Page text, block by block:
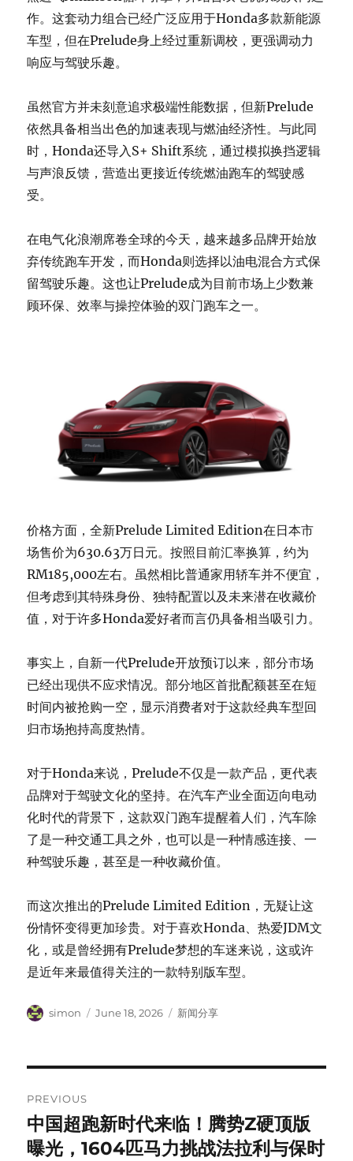
作。这套动力组合已经广泛应用于Honda多款新能源
车型，但在Prelude身上经过重新调校，更强调动力
响应与驾驶乐趣。
虽然官方并未刻意追求极端性能数据，但新Prelude
依然具备相当出色的加速表现与燃油经济性。与此同
时，Honda还导入S+ Shift系统，通过模拟换挡逻辑
与声浪反馈，营造出更接近传统燃油跑车的驾驶感
受。
在电气化浪潮席卷全球的今天，越来越多品牌开始放
弃传统跑车开发，而Honda则选择以油电混合方式保
留驾驶乐趣。这也让Prelude成为目前市场上少数兼
顾环保、效率与操控体验的双门跑车之一。
价格方面，全新Prelude Limited Edition在日本市
场售价为630.63万日元。按照目前汇率换算，约为
RM185,000左右。虽然相比普通家用轿车并不便宜，
但考虑到其特殊身份、独特配置以及未来潜在收藏价
值，对于许多Honda爱好者而言仍具备相当吸引力。
事实上，自新一代Prelude开放预订以来，部分市场
已经出现供不应求情况。部分地区首批配额甚至在短
时间内被抢购一空，显示消费者对于这款经典车型回
归市场抱持高度热情。
对于Honda来说，Prelude不仅是一款产品，更代表
品牌对于驾驶文化的坚持。在汽车产业全面迈向电动
化时代的背景下，这款双门跑车提醒着人们，汽车除
了是一种交通工具之外，也可以是一种情感连接、一
种驾驶乐趣，甚至是一种收藏价值。
而这次推出的Prelude Limited Edition，无疑让这
份情怀变得更加珍贵。对于喜欢Honda、热爱JDM文
化，或是曾经拥有Prelude梦想的车迷来说，这或许
是近年来最值得关注的一款特别版车型。
Author
simon
Posted
June 18, 2026 Categories
新闻分享
navigation
PREVIOUS
Previous
post:
中国超跑新时代来临！腾势Z硬顶版
曝光，1604匹马力挑战法拉利与保时